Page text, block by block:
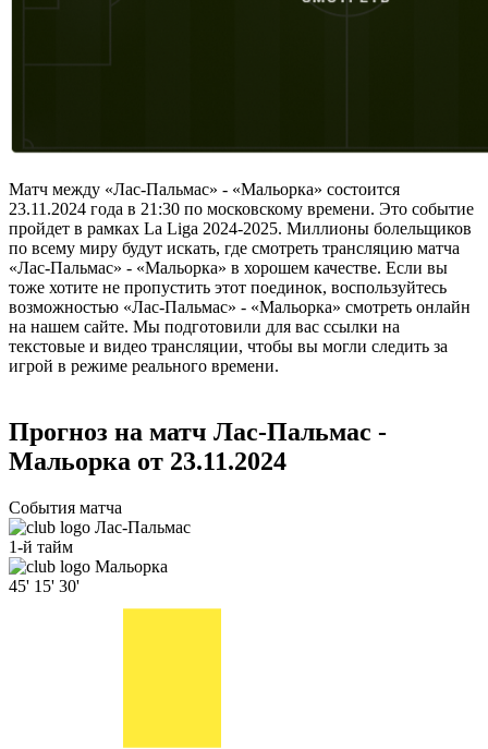
Матч между «Лас-Пальмас» - «Мальорка» состоится
23.11.2024 года в 21:30 по московскому времени. Это событие
пройдет в рамках La Liga 2024-2025. Миллионы болельщиков
по всему миру будут искать, где смотреть трансляцию матча
«Лас-Пальмас» - «Мальорка» в хорошем качестве. Если вы
тоже хотите не пропустить этот поединок, воспользуйтесь
возможностью «Лас-Пальмас» - «Мальорка» смотреть онлайн
на нашем сайте. Мы подготовили для вас ссылки на
текстовые и видео трансляции, чтобы вы могли следить за
игрой в режиме реального времени.
Прогноз на матч Лас-Пальмас -
Мальорка от 23.11.2024
События матча
Лас-Пальмас
1-й тайм
Мальорка
45' 15' 30'